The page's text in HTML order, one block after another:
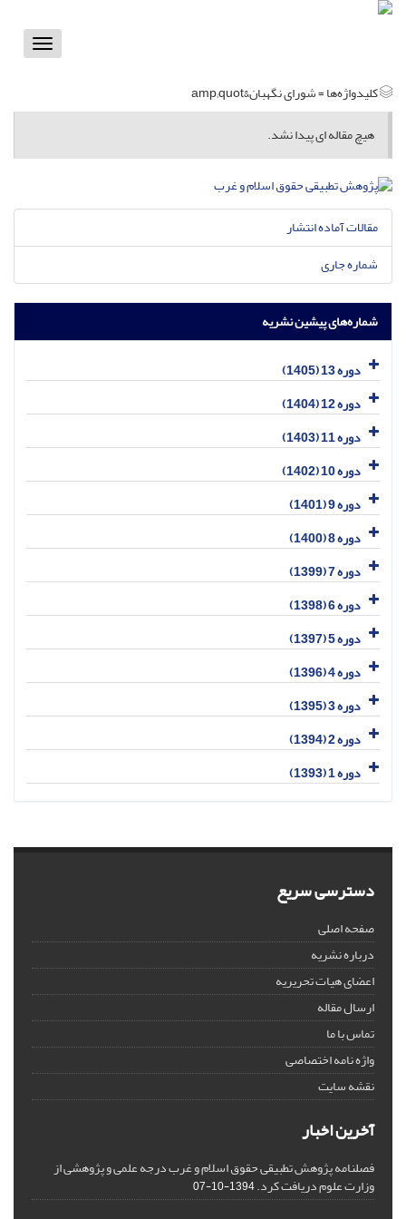
Toggle
کلیدواژه‌ها =شورای نگهبان&amp;quot
هیچ مقاله ای پیدا نشد.
مقالات آماده انتشار
شماره جاری
شماره‌های پیشین نشریه
دوره 13 (1405)
دوره 12 (1404)
دوره 11 (1403)
دوره 10 (1402)
دوره 9 (1401)
دوره 8 (1400)
دوره 7 (1399)
دوره 6 (1398)
دوره 5 (1397)
دوره 4 (1396)
دوره 3 (1395)
دوره 2 (1394)
دوره 1 (1393)
دسترسی سریع
صفحه اصلی
درباره نشریه
اعضای هیات تحریریه
ارسال مقاله
تماس با ما
واژه نامه اختصاصی
نقشه سایت
آخرین اخبار
فصلنامه پژوهش تطبیقی حقوق اسلام و غرب درجه علمی و پژوهشی از
وزارت علوم دریافت کرد.1394-10-07